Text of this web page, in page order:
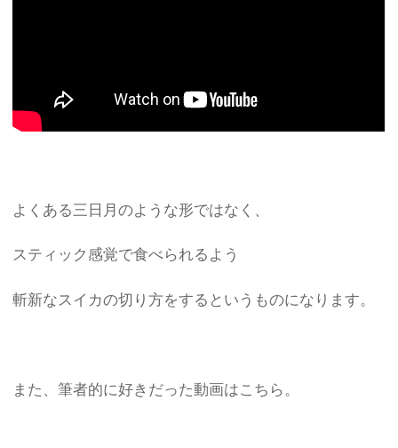
よくある三日月のような形ではなく、
スティック感覚で食べられるよう
斬新なスイカの切り方をするというものになります。
また、筆者的に好きだった動画はこちら。